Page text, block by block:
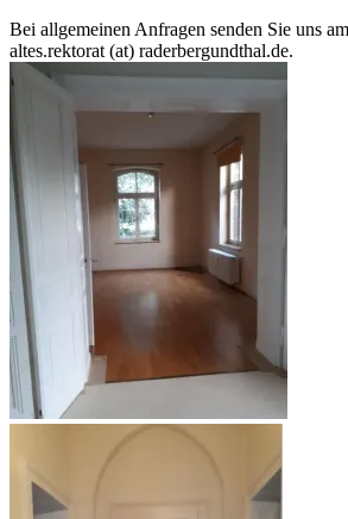
Bei allgemeinen Anfragen senden Sie uns
altes.rektorat (at) raderbergundthal.de.